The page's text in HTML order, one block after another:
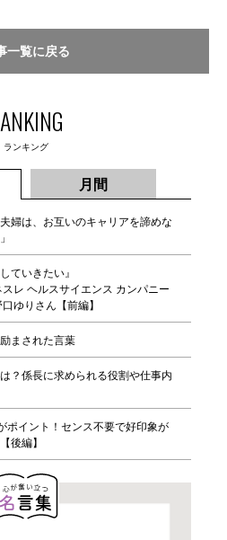
一覧に戻る
ランキング
月間
婦は、お互いのキャリアを諦めな
ていきたい』
レ ヘルスサイエンス カンパニー
ゆりさん【前編】
まされた言葉
？係長に求められる役割や仕事内
ポイント！センス不要で好印象が
後編】